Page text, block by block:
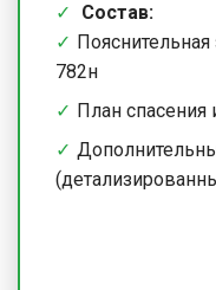
Состав:
Пояснительная
782н
План